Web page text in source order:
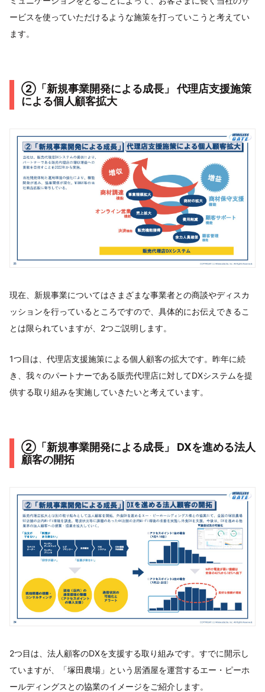
ービスを使っていただけるような施策を打っていこうと考えてい
ます。
②「新規事業開発による成長」 代理店支援施策
による個人顧客拡大
現在、新規事業についてはさまざまな事業者との商談やディスカ
ッションを行っているところですので、具体的にお伝えできるこ
とは限られていますが、2つご説明します。
1つ目は、代理店支援施策による個人顧客の拡大です。昨年に続
き、我々のパートナーである販売代理店に対してDXシステムを提
供する取り組みを実施していきたいと考えています。
②「新規事業開発による成長」 DXを進める法人
顧客の開拓
2つ目は、法人顧客のDXを支援する取り組みです。すでに開示し
ていますが、「塚田農場」という居酒屋を運営するエー・ピーホ
ールディングスとの協業のイメージをご紹介します。